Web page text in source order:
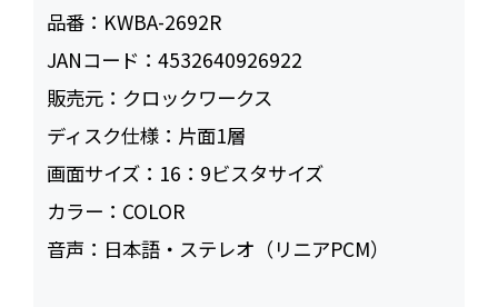
品番： KWBA-2692R
JANコード：4532640926922
販売元： クロックワークス
ディスク仕様： 片面1層
画面サイズ： 16：9ビスタサイズ
カラー： COLOR
音声： 日本語・ステレオ（リニアPCM）